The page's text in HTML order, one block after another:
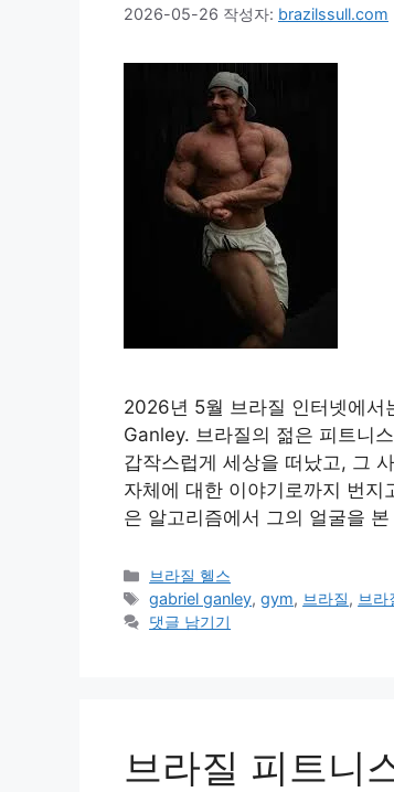
2026-05-26 작성자: brazilssull.com
2026년 5월 브라질 인터넷에서
Ganley. 브라질의 젊은 피트니
갑작스럽게 세상을 떠났고, 그
자체에 대한 이야기로까지 번
은 알고리즘에서 그의 얼굴을
카
테
고
브라질 헬스
태
그
gabriel ganley,gym, 브라질, 브라
댓글 남기기
브라질 피트니